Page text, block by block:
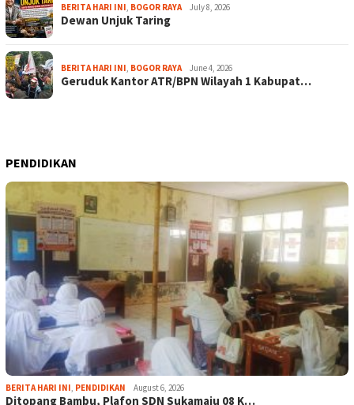
BERITA HARI INI, BOGOR RAYA July 8, 2026
Dewan Unjuk Taring
BERITA HARI INI, BOGOR RAYA June 4, 2026
Geruduk Kantor ATR/BPN Wilayah 1 Kabupat…
PENDIDIKAN
BERITA HARI INI, PENDIDIKAN August 6, 2026
Ditopang Bambu, Plafon SDN Sukamaju 08 K…